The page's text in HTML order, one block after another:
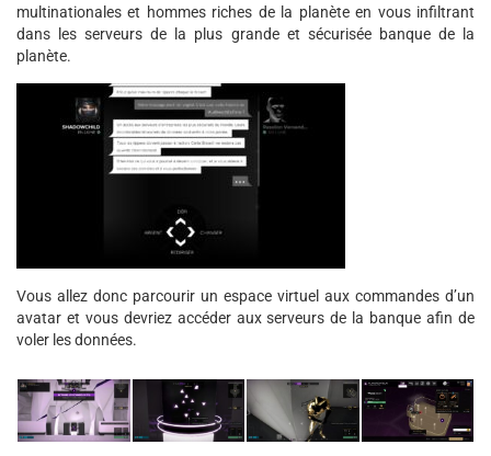
multinationales et hommes riches de la planète en vous infiltrant
dans les serveurs de la plus grande et sécurisée banque de la
planète.
Vous allez donc parcourir un espace virtuel aux commandes d’un
avatar et vous devriez accéder aux serveurs de la banque afin de
voler les données.